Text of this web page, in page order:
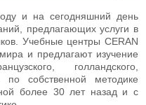
и на сегодняшний день
предлагающих услуги в
Учебные центры CERAN
и предлагают изучение
голландского,
по собственной методике
более 30 лет назад и с